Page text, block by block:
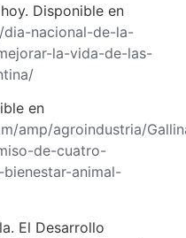
Disponible en
nacional-de-la-
la-vida-de-las-
en
amp/agroindustria/
de-cuatro-
animal-
El Desarrollo